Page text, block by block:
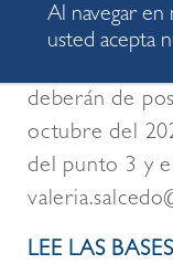
secundaria.
deberán de
octubre del
del punto 3 y
LEE LAS
Al navegar
usted acepta